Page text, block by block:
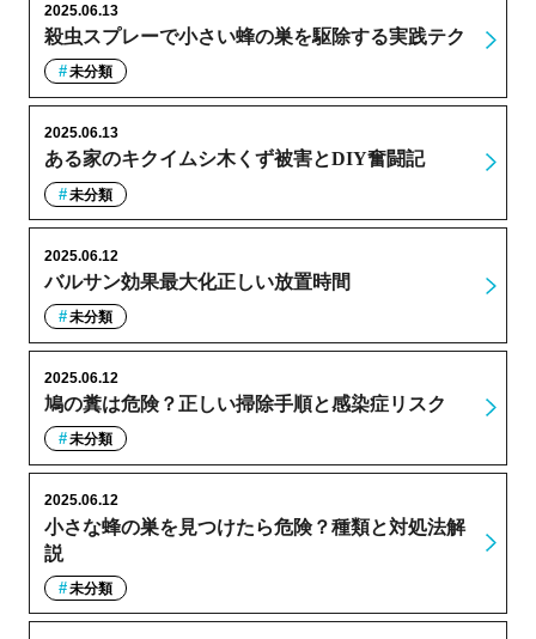
殺虫スプレーで小さい蜂の巣を駆除する実践テク
2025.06.13
未分類
ある家のキクイムシ木くず被害とDIY奮闘記
2025.06.13
未分類
バルサン効果最大化正しい放置時間
2025.06.12
未分類
鳩の糞は危険？正しい掃除手順と感染症リスク
2025.06.12
未分類
小さな蜂の巣を見つけたら危険？種類と対処法解
説
2025.06.12
未分類